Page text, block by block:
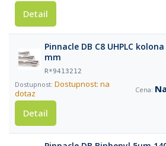
Detail
Pinnacle DB C8 UHPLC
mm
R*9413212
Dostupnost: na
dotaz
Detail